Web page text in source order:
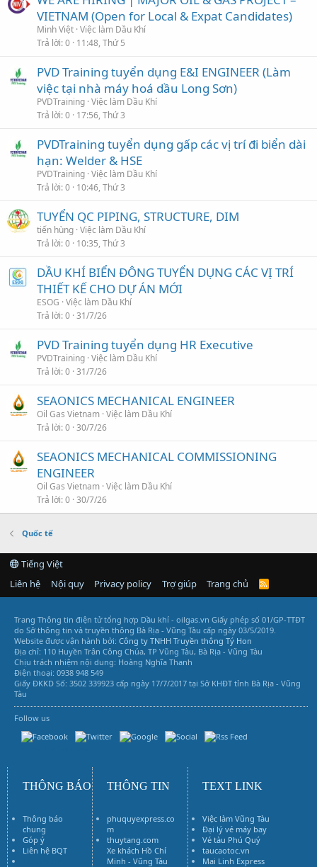
VIETNAM (Open for Local & Expat Candidates)
Minh Việt Việc làm Dầu Khí
Trả lời 0 11:48, Thứ 5
PVD Training tuyển dụng E&I ENGINEER (Làm
việc tại nhà máy hoá dầu Long Sơn)
PVDTraining Việc làm Dầu Khí
Trả lời 0 17:56, Thứ 3
PVDTraining tuyển dụng gấp các vị trí đi biển dài
hạn: Welder & HSE
PVDTraining Việc làm Dầu Khí
Trả lời 0 10:46, Thứ 3
TUYỂN QC PIPING, STRUCTURE, DIM
tiến hùng Việc làm Dầu Khí
Trả lời 0 10:35, Thứ 3
DẦU KHÍ BIỂN ĐÔNG TUYỂN DỤNG CÁC VỊ TRÍ
THIẾT KẾ CHO DỰ ÁN MỚI
ESOG Việc làm Dầu Khí
Trả lời 0 31/7/26
PVD Training tuyển dụng HR Executive
PVDTraining Việc làm Dầu Khí
Trả lời 0 31/7/26
SEAONICS MECHANICAL ENGINEER
Oil Gas Vietnam Việc làm Dầu Khí
Trả lời 0 30/7/26
SEAONICS MECHANICAL COMMISSIONING
ENGINEER
Oil Gas Vietnam Việc làm Dầu Khí
Trả lời 0 30/7/26
Quốc tế
Tiếng Việt
Liên hệ
Nội quy Privacy policy Trợ giúp Trang chủ
R
S
Trang Thông tin điện tử tổng hợp Dầu khí - oilgas.vn Giấy phép số 01/GP-TTĐT
do Sở thông tin và truyền thông Bà Rịa - Vũng Tàu cấp ngày 03/5/2019.
Website được vận hành bởi: Công ty TNHH Truyền thông Tý Hon
Địa chỉ: 110 Huyền Trân Công Chúa, TP Vũng Tàu, Bà Rịa - Vũng Tàu
Chịu trách nhiệm nội dung: Hoàng Nghĩa Thanh
Điện thoại: 0938 948 549
Giấy ĐKKD Số: 3502 339923 cấp ngày 17/7/2017 tại Sở KHĐT tỉnh Bà Rịa - Vũng
Tàu
Follow us
THÔNG BÁO
Thông báo
chung
Góp ý
Liên hệ BQT
THÔNG TIN
phuquyexpress.co
m
thuytang.com
Xe khách Hồ Chí
Minh - Vũng Tàu
TEXT LINK
Việc làm Vũng Tàu
Đại lý vé máy bay
Vé tàu Phú Quý
taucaotoc.vn
Mai Linh Express